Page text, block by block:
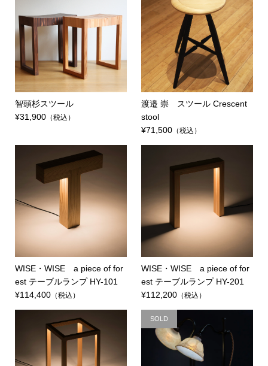
智頭杉スツール
¥31,900（税込）
渡邉 崇 スツール Crescent
stool
¥71,500 （税込）
WISE・WISE a piece of for
est テーブルランプ HY-101
¥114,400（税込）
WISE・WISE a piece of for
est テーブルランプ HY-201
¥112,200 （税込）
SOLD